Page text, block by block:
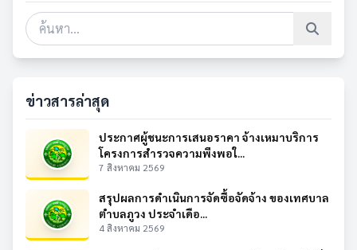
ข่าวสารล่าสุด
ประกาศผู้ชนะการเสนอราคา จ้างเหมาบริการ
โครงการสำรวจความพึงพอใ...
7 สิงหาคม 2569
สรุปผลการดำเนินการจัดซื้อจัดจ้าง ของเทศบาล
ตำบลภูวง ประจำเดือ...
4 สิงหาคม 2569